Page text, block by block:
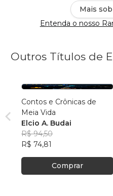
Mais
Entenda o nosso
Outros Títulos de
Contos e Crônicas de
Meia Vida
Elcio A. Budai
R$ 94,50
R$ 74,81
Comprar